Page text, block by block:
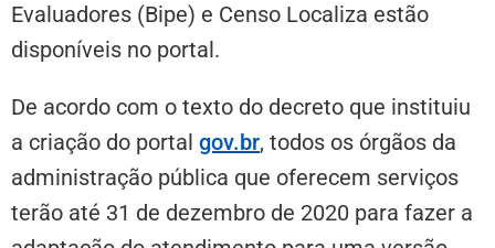
Evaluadores (Bipe) e Censo Localiza estão
disponíveis no portal.
De acordo com o texto do decreto que instituiu
a criação do portal gov.br, todos os órgãos da
administração pública que oferecem serviços
terão até 31 de dezembro de 2020 para fazer a